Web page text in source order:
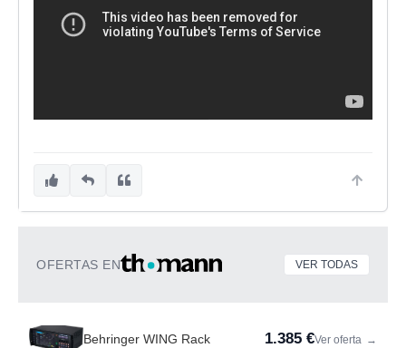
OFERTAS EN VER TODAS
Behringer WING Rack 1.385 €Ver oferta →